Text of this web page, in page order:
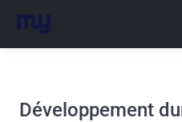
Développement